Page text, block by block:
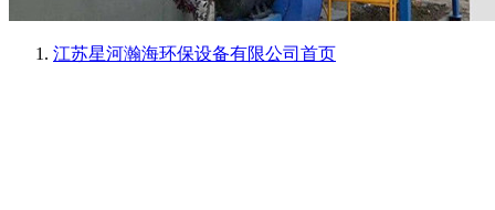
江苏星河瀚海环保设备有限公司 首页